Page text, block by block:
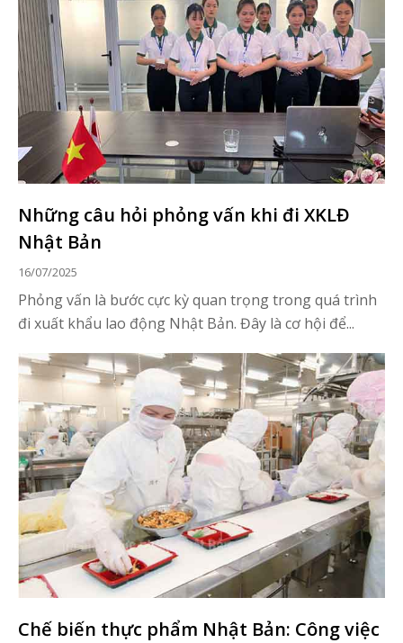
Những câu hỏi phỏng vấn khi đi XKLĐ
Nhật Bản
16/07/2025
Phỏng vấn là bước cực kỳ quan trọng trong quá trình
đi xuất khẩu lao động Nhật Bản. Đây là cơ hội để...
Chế biến thực phẩm Nhật Bản: Công việc